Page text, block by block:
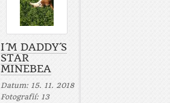
I´M DADDY´S
STAR
MINEBEA
Datum: 15. 11. 2018
Fotografií: 13